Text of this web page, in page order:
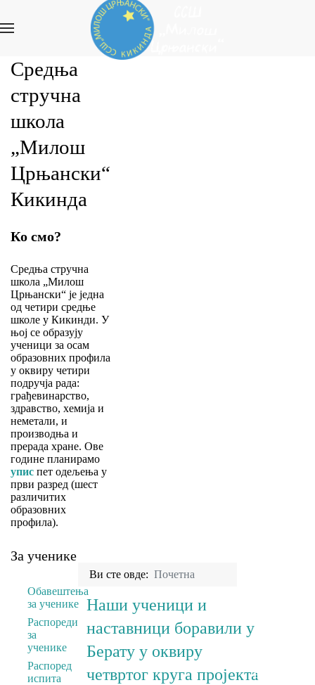
Средња
стручна
школа
„Милош
Црњански“
Кикинда
Ко смо?
Средња стручна
школа „Милош
Црњански“ је једна
од четири средње
школе у Кикинди. У
њој се образују
ученици за осам
образовних профила
у оквиру четири
подручја рада:
грађевинарство,
здравство, хемија и
неметали, и
производња и
прерада хране. Ове
године планирамо
упис пет одељења у
први разред (шест
различитих
образовних
профила).
За ученике
Обавештења
за ученике
Распореди
за
ученике
Распоред
испита
Ви сте овде:Почетна
Наши ученици и
наставници боравили у
Берату у оквиру
четвртог круга пројекта
Највиша
вредновања